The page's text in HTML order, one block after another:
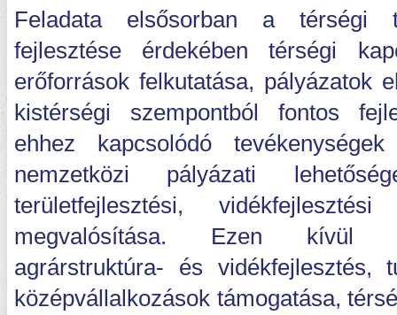
Feladata elsősorban a térségi
fejlesztése érdekében térségi
erőforrások felkutatása, pályázatok
kistérségi szempontból fontos
ehhez kapcsolódó
nemzetközi pályázati
területfejlesztési,
megvalósítása. Ezen kívül
agrárstruktúra- és vidékfejlesztés,
középvállalkozások támogatása,